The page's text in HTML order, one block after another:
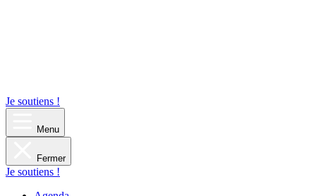
Je soutiens !
Menu
Fermer
Je soutiens !